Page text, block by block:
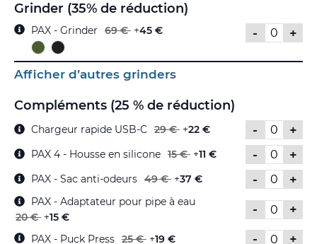
Grinder (35% de réduction)
-
+
PAX - Grinder 69 € +45 €
Afficher d’autres grinders
Compléments (25 % de réduction)
-
+
Chargeur rapide USB-C 29 € +22 €
- +
PAX 4 - Housse en silicone 15 € +11 €
- +
PAX - Sac anti-odeurs 49 € +37 €
- +
PAX - Adaptateur pour pipe à eau
20 € +15 €
- +
PAX - Puck Press 25 € +19 €